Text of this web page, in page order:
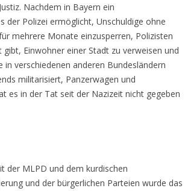
Nachdem in Bayern ein
der Polizei ermöglicht, Unschuldige ohne
mehrere Monate einzusperren, Polizisten
Einwohner einer Stadt zu verweisen und
verschiedenen anderen Bundesländern
militarisiert, Panzerwagen und
es in der Tat seit der Nazizeit nicht gegeben
der MLPD und dem kurdischen
und der bürgerlichen Parteien wurde das